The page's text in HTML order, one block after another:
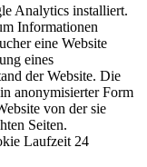
Analytics installiert.
Informationen
eine Website
eines
der Website. Die
anonymisierter Form
von der sie
Seiten.
Laufzeit 24